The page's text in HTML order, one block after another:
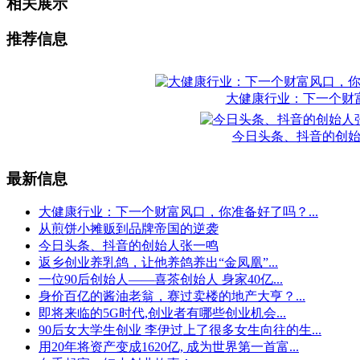
推荐信息
大健康行业：下一个财
今日头条、抖音的创始
最新信息
大健康行业：下一个财富风口，你准备好了吗？...
从煎饼小摊贩到品牌帝国的逆袭
今日头条、抖音的创始人张一鸣
返乡创业养乳鸽，让他养鸽养出“金凤凰”...
一位90后创始人——喜茶创始人 身家40亿...
身价百亿的酱油老翁，赛过卖楼的地产大亨？...
即将来临的5G时代,创业者有哪些创业机会...
90后女大学生创业 李伊过上了很多女生向往的生...
用20年将资产变成1620亿, 成为世界第一首富...